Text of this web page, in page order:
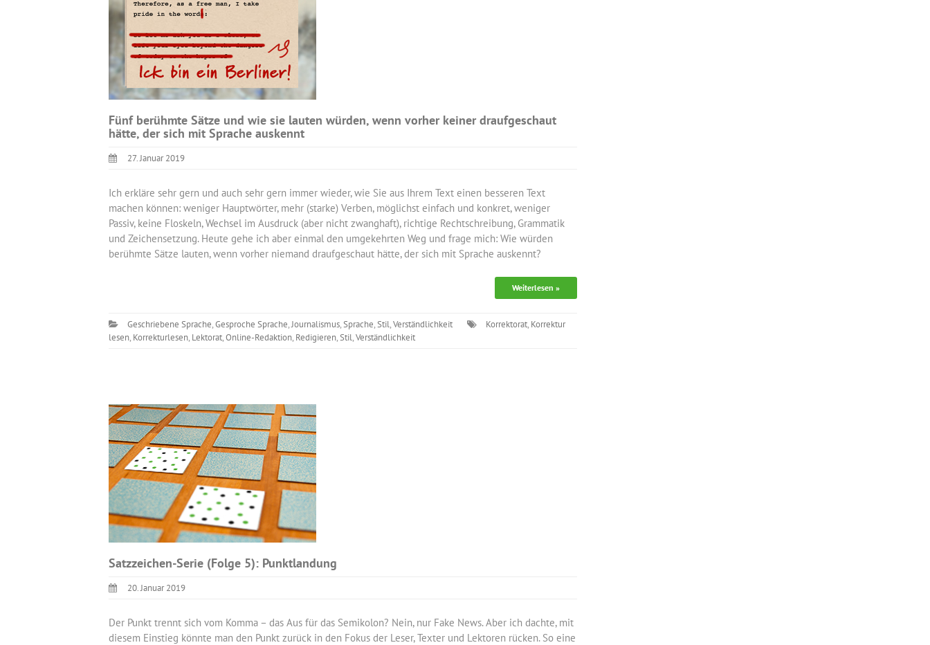
Fünf berühmte Sätze und wie sie lauten würden, wenn vorher keiner draufgeschaut
hätte, der sich mit Sprache auskennt
27. Januar 2019
Ich erkläre sehr gern und auch sehr gern immer wieder, wie Sie aus Ihrem Text einen besseren Text
machen können: weniger Hauptwörter, mehr (starke) Verben, möglichst einfach und konkret, weniger
Passiv, keine Floskeln, Wechsel im Ausdruck (aber nicht zwanghaft), richtige Rechtschreibung, Grammatik
und Zeichensetzung. Heute gehe ich aber einmal den umgekehrten Weg und frage mich: Wie würden
berühmte Sätze lauten, wenn vorher niemand draufgeschaut hätte, der sich mit Sprache auskennt?
Weiterlesen »
Geschriebene Sprache,Gesproche Sprache,Journalismus,Sprache,Stil,Verständlichkeit Korrektorat, Korrektur
lesen, Korrekturlesen, Lektorat,Online-Redaktion, Redigieren,Stil,Verständlichkeit
Satzzeichen-Serie (Folge 5): Punktlandung
20. Januar 2019
Der Punkt trennt sich vom Komma – das Aus für das Semikolon? Nein, nur Fake News. Aber ich dachte, mit
diesem Einstieg könnte man den Punkt zurück in den Fokus der Leser, Texter und Lektoren rücken. So eine